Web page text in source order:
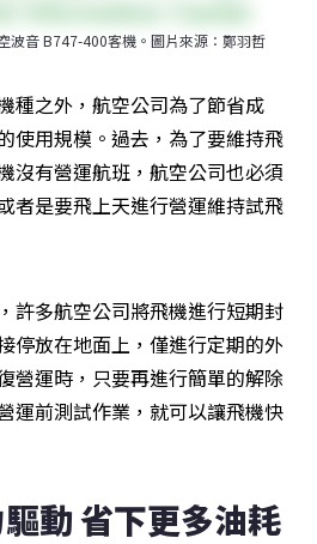
波音 B747-400客機。圖片來源：鄭羽哲
種之外，航空公司為了節省成
使用規模。過去，為了要維持飛
沒有營運航班，航空公司也必須
者是要飛上天進行營運維持試飛
許多航空公司將飛機進行短期封
停放在地面上，僅進行定期的外
營運時，只要再進行簡單的解除
運前測試作業，就可以讓飛機快
動 省下更多油耗